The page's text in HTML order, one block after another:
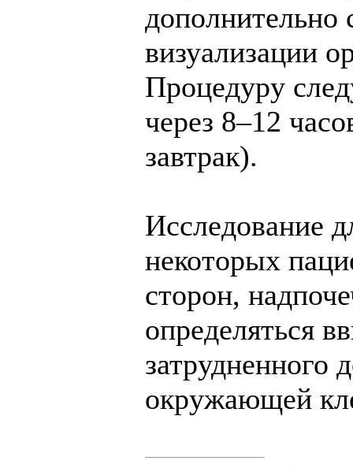
дополнительно
визуализации
Процедуру
через 8–12
завтрак).
Исследование
некоторых
сторон,
определяться
затрудненного
окружающей